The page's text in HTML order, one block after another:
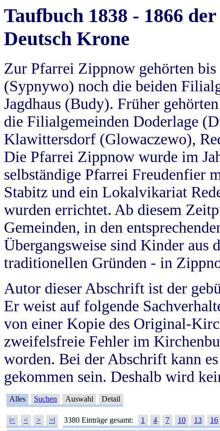
Taufbuch 1838 - 1866
Deutsch Krone
Zur Pfarrei Zippnow gehörten
(Sypnywo) noch die beiden
Jagdhaus (Budy). Früher
die Filialgemeinden Doderlage
Klawittersdorf (Glowaczewo),
Die Pfarrei Zippnow wurde im
selbständige Pfarrei Freudenfier
Stabitz und ein Lokalvikariat
wurden errichtet. Ab diesem
Gemeinden, in den
Übergangsweise sind Kinder aus
traditionellen Gründen - in
Autor dieser Abschrift ist der
Er weist auf folgende
von einer Kopie des Original-
zweifelsfreie Fehler im
worden. Bei der Abschrift kann
gekommen sein. Deshalb wird
Alles Suchen Auswahl Detail
|< < > >| 3380 Einträge gesamt: 1 4 7 10 13
16